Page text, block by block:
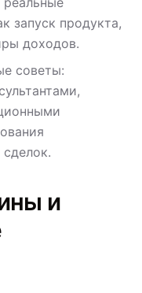
запуск продукта,
доходов.
советы:
и